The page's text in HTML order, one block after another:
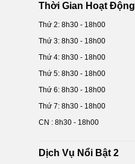
Thời Gian Hoạt Động
Thứ 2: 8h30 - 18h00
Thứ 3: 8h30 - 18h00
Thứ 4: 8h30 - 18h00
Thứ 5: 8h30 - 18h00
Thứ 6: 8h30 - 18h00
Thứ 7: 8h30 - 18h00
CN : 8h30 - 18h00
Dịch Vụ Nổi Bật 2